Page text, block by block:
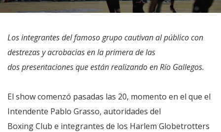
Los integrantes del famoso grupo cautivan al público con
destrezas y acrobacias en la primera de las
dos presentaciones que están realizando en Río Gallegos.
El show comenzó pasadas las 20, momento en el que el
Intendente Pablo Grasso, autoridades del
Boxing Club e integrantes de los Harlem Globetrotters